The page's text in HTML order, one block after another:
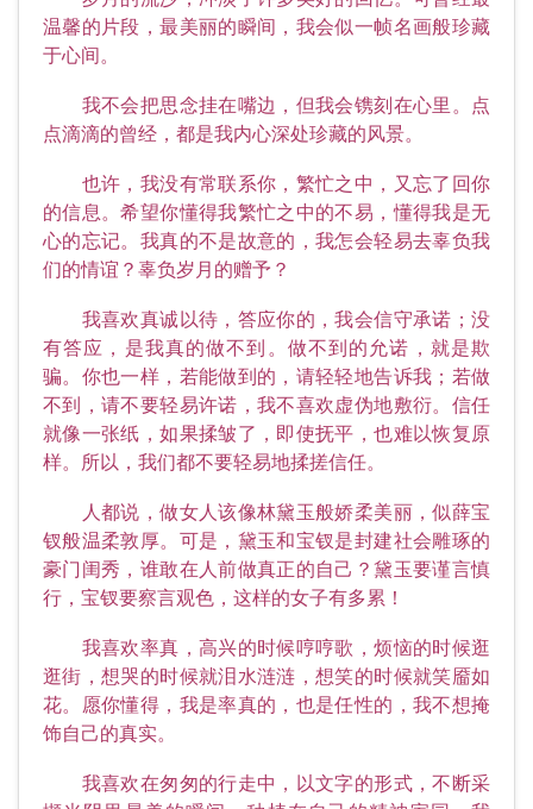
温馨的片段，最美丽的瞬间，我会似一帧名画般珍藏
于心间。
我不会把思念挂在嘴边，但我会镌刻在心里。点
点滴滴的曾经，都是我内心深处珍藏的风景。
也许，我没有常联系你，繁忙之中，又忘了回你
的信息。希望你懂得我繁忙之中的不易，懂得我是无
心的忘记。我真的不是故意的，我怎会轻易去辜负我
们的情谊？辜负岁月的赠予？
我喜欢真诚以待，答应你的，我会信守承诺；没
有答应，是我真的做不到。做不到的允诺，就是欺
骗。你也一样，若能做到的，请轻轻地告诉我；若做
不到，请不要轻易许诺，我不喜欢虚伪地敷衍。信任
就像一张纸，如果揉皱了，即使抚平，也难以恢复原
样。所以，我们都不要轻易地揉搓信任。
人都说，做女人该像林黛玉般娇柔美丽，似薛宝
钗般温柔敦厚。可是，黛玉和宝钗是封建社会雕琢的
豪门闺秀，谁敢在人前做真正的自己？黛玉要谨言慎
行，宝钗要察言观色，这样的女子有多累！
我喜欢率真，高兴的时候哼哼歌，烦恼的时候逛
逛街，想哭的时候就泪水涟涟，想笑的时候就笑靥如
花。愿你懂得，我是率真的，也是任性的，我不想掩
饰自己的真实。
我喜欢在匆匆的行走中，以文字的形式，不断采